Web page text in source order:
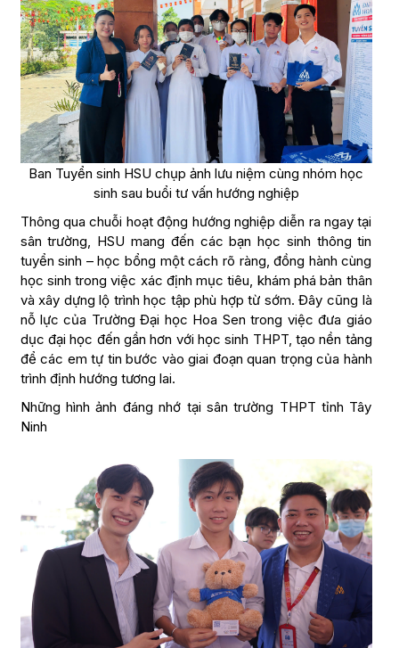
Ban Tuyển sinh HSU chụp ảnh lưu niệm cùng nhóm học
sinh sau buổi tư vấn hướng nghiệp
Thông qua chuỗi hoạt động hướng nghiệp diễn ra ngay tại
sân trường, HSU mang đến các bạn học sinh thông tin
tuyển sinh – học bổng một cách rõ ràng, đồng hành cùng
học sinh trong việc xác định mục tiêu, khám phá bản thân
và xây dựng lộ trình học tập phù hợp từ sớm. Đây cũng là
nỗ lực của Trường Đại học Hoa Sen trong việc đưa giáo
dục đại học đến gần hơn với học sinh THPT, tạo nền tảng
để các em tự tin bước vào giai đoạn quan trọng của hành
trình định hướng tương lai.
Những hình ảnh đáng nhớ tại sân trường THPT tỉnh Tây
Ninh